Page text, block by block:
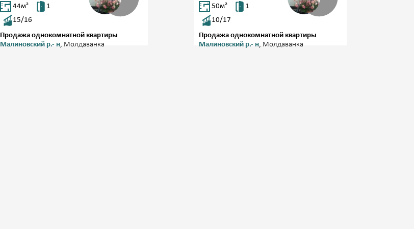
44м²
1
15/16
Продажа однокомнатной квартиры
Малиновский р.- н, Молдаванка
50м²
1
10/17
Продажа однокомнатной квартиры
Малиновский р.- н, Молдаванка